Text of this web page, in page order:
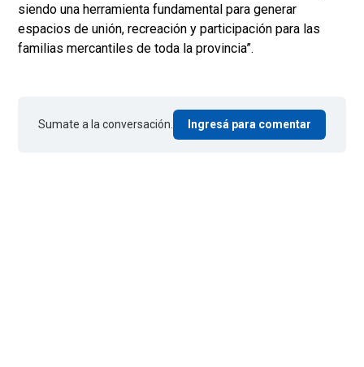
siendo una herramienta fundamental para generar
espacios de unión, recreación y participación para las
familias mercantiles de toda la provincia”.
Sumate a la conversación. Ingresá para comentar